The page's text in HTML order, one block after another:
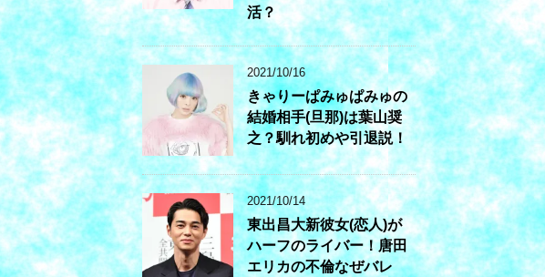
活？
2021/10/16
きゃりーぱみゅぱみゅの
結婚相手(旦那)は葉山奨
之？馴れ初めや引退説！
2021/10/14
東出昌大新彼女(恋人)が
ハーフのライバー！唐田
エリカの不倫なぜバレ